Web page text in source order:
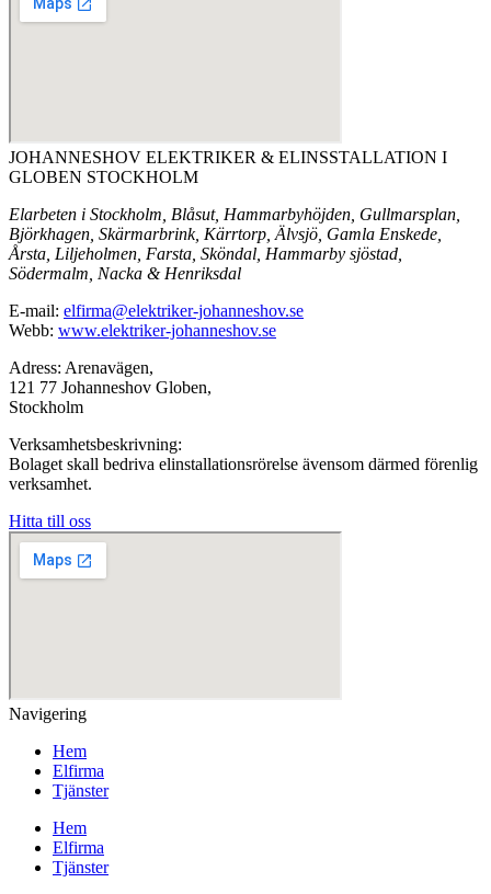
JOHANNESHOV ELEKTRIKER & ELINSSTALLATION I
GLOBEN STOCKHOLM
Elarbeten i Stockholm, Blåsut, Hammarbyhöjden, Gullmarsplan,
Björkhagen, Skärmarbrink, Kärrtorp, Älvsjö, Gamla Enskede,
Årsta, Liljeholmen, Farsta, Sköndal, Hammarby sjöstad,
Södermalm, Nacka & Henriksdal
E-mail: elfirma@elektriker-johanneshov.se
Webb: www.elektriker-johanneshov.se
Adress: Arenavägen,
121 77 Johanneshov Globen,
Stockholm
Verksamhetsbeskrivning:
Bolaget skall bedriva elinstallationsrörelse ävensom därmed förenlig
verksamhet.
Hitta till oss
Navigering
Hem
Elfirma
Tjänster
Hem
Elfirma
Tjänster